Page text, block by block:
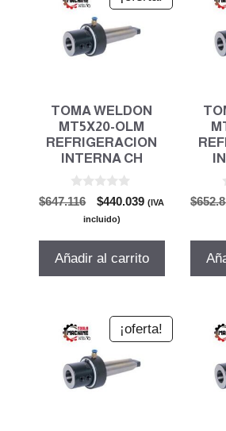
TOMA WELDON
MT5X20-OLM
REFRIGERACION
INTERNA CH
0
d
$647.116
El
precio
era:
$440.039El(IVA
incluido)
Añadir al carrito
$
¡oferta!